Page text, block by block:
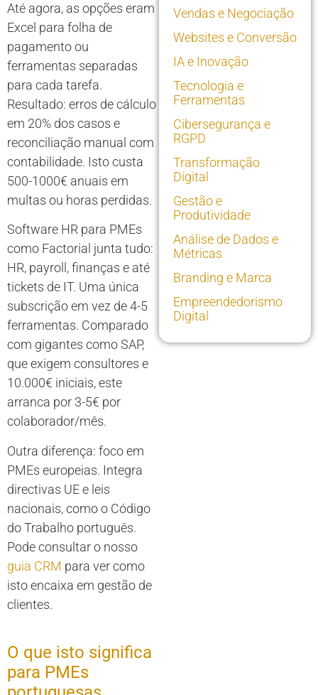
Até agora, as opções eram
Excel para folha de
pagamento ou
ferramentas separadas
para cada tarefa.
Resultado: erros de cálculo
em 20% dos casos e
reconciliação manual com
contabilidade. Isto custa
500-1000€ anuais em
multas ou horas perdidas.
Software HR para PMEs
como Factorial junta tudo:
HR, payroll, finanças e até
tickets de IT. Uma única
subscrição em vez de 4-5
ferramentas. Comparado
com gigantes como SAP,
que exigem consultores e
10.000€ iniciais, este
arranca por 3-5€ por
colaborador/mês.
Outra diferença: foco em
PMEs europeias. Integra
directivas UE e leis
nacionais, como o Código
do Trabalho português.
Pode consultar o nosso
guia CRM para ver como
isto encaixa em gestão de
clientes.
O que isto significa
para PMEs
Vendas e Negociação
Websites e Conversão
IA e Inovação
Tecnologia e
Ferramentas
Cibersegurança e
RGPD
Transformação
Digital
Gestão e
Produtividade
Análise de Dados e
Métricas
Branding e Marca
Empreendedorismo
Digital